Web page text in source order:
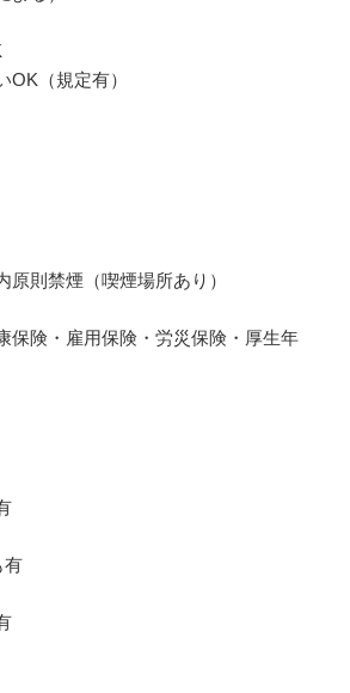
OK（規定有）
原則禁煙（喫煙場所あり）
保険・雇用保険・労災保険・厚生年
有